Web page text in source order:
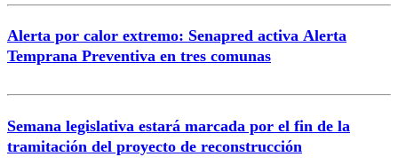
Alerta por calor extremo: Senapred activa Alerta
Temprana Preventiva en tres comunas
Semana legislativa estará marcada por el fin de la
tramitación del proyecto de reconstrucción